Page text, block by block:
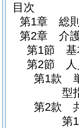
目次
第1章
総
第2章
介
第1節
第2節
第1款
型
第2款
第